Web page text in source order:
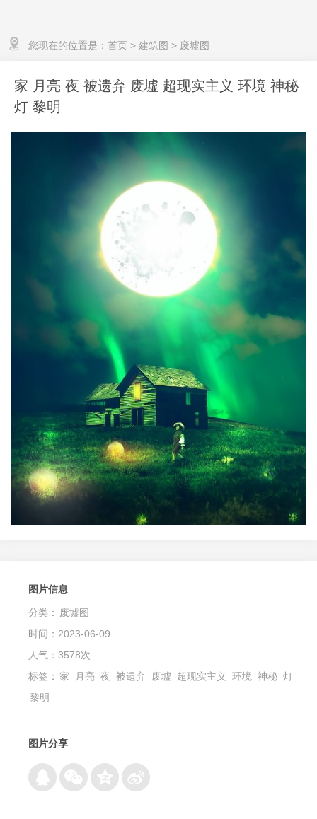
您现在的位置是： 首页 > 建筑图 > 废墟图
家 月亮 夜 被遗弃 废墟 超现实主义 环境 神秘
灯 黎明
图片信息
分类： 废墟图
时间：2023-06-09
人气：3578次
标签： 家 月亮 夜 被遗弃 废墟 超现实主义 环境 神秘 灯
黎明
图片分享